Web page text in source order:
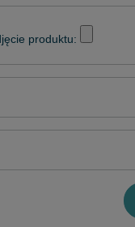
produktu: